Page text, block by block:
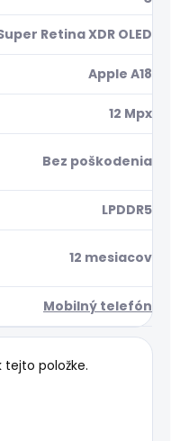
Retina XDR OLED
Apple A18
12 Mpx
Bez poškodenia
LPDDR5
12 mesiacov
Mobilný telefón
položke.